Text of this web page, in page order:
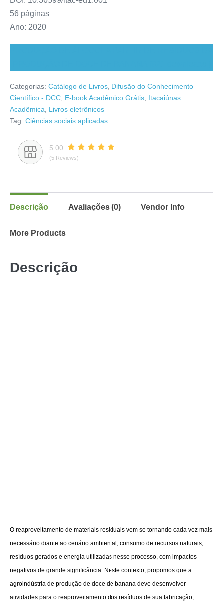
56 páginas
Ano: 2020
Categorias: Catálogo de Livros, Difusão do Conhecimento
Científico - DCC, E-book Acadêmico Grátis, Itacaiúnas
Acadêmica, Livros eletrônicos
Tag: Ciências sociais aplicadas
5.00
(5 Reviews)
Descrição Avaliações (0) Vendor Info
More Products
Descrição
O reaproveitamento de materiais residuais vem se tornando cada vez mais
necessário diante ao cenário ambiental, consumo de recursos naturais,
resíduos gerados e energia utilizadas nesse processo, com impactos
negativos de grande significância. Neste contexto, propomos que a
agroindústria de produção de doce de banana deve desenvolver
atividades para o reaproveitamento dos resíduos de sua fabricação,